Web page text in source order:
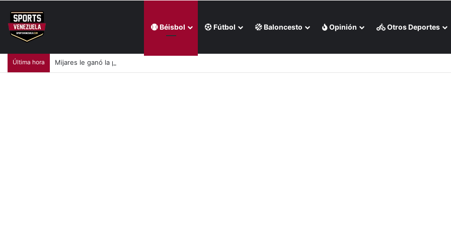
Béisbol Fútbol Baloncesto Opinión Otros Deportes
Última hora Mijares le ganó la pulseada a Milano en la jornada de la liga chilena